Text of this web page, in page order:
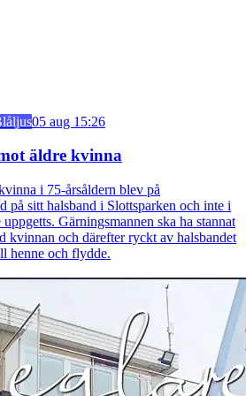
05 aug 15:26
äldre kvinna
i 75-årsåldern blev på
på sitt halsband i Slottsparken och inte i
Gärningsmannen ska ha stannat
kvinnan och därefter ryckt av halsbandet
henne och flydde.